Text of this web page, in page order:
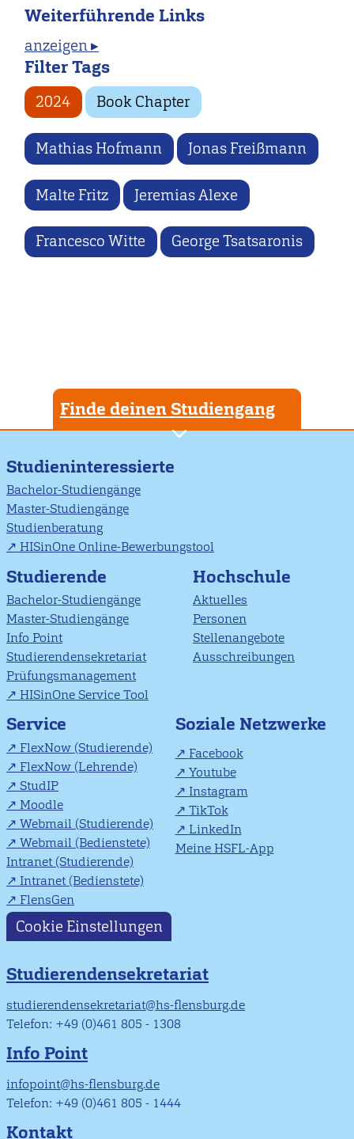
Weiterführende Links
anzeigen ▸
Filter Tags
2024 Book Chapter
Mathias Hofmann Jonas Freißmann
Malte Fritz Jeremias Alexe
Francesco Witte George Tsatsaronis
Finde deinen Studiengang
Studieninteressierte
Bachelor-Studiengänge
Master-Studiengänge
Studienberatung
HISinOne Online-Bewerbungstool
Studierende
Bachelor-Studiengänge
Master-Studiengänge
Info Point
Studierendensekretariat
Prüfungsmanagement
HISinOne Service Tool
Hochschule
Aktuelles
Personen
Stellenangebote
Ausschreibungen
Service
FlexNow (Studierende)
FlexNow (Lehrende)
StudIP
Moodle
Webmail (Studierende)
Webmail (Bedienstete)
Intranet (Studierende)
Intranet (Bedienstete)
FlensGen
Soziale Netzwerke
Facebook
Youtube
Instagram
TikTok
LinkedIn
Meine HSFL-App
Cookie Einstellungen
Studierendensekretariat
studierendensekretariat@hs-flensburg.de
Telefon: +49 (0)461 805 - 1308
Info Point
infopoint@hs-flensburg.de
Telefon: +49 (0)461 805 - 1444
Kontakt